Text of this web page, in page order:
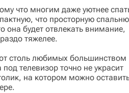
что многим даже уютнее
что просторную спальню
она будет отвлекать внимание,
тяжелее.
столь любимых большинством
телевизор точно не украсит
на котором можно